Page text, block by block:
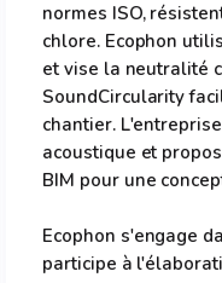
normes ISO,
chlore. Ecophon
et vise la neutralité
SoundCircularity
chantier.
acoustique et
BIM pour une
Ecophon s'engage
participe à